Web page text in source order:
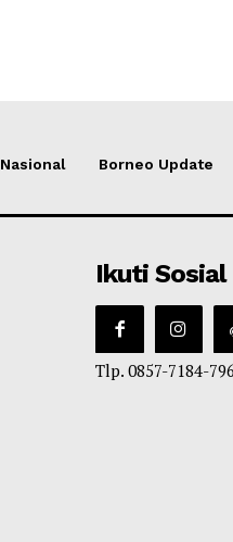
Nasional Borneo Update
Ikuti
Tlp. 0857-7184-